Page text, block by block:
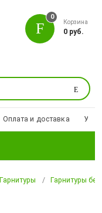
Поиск
0
Корзина
0 руб.
Оплата и доставка
Гарнитуры Гарнитуры